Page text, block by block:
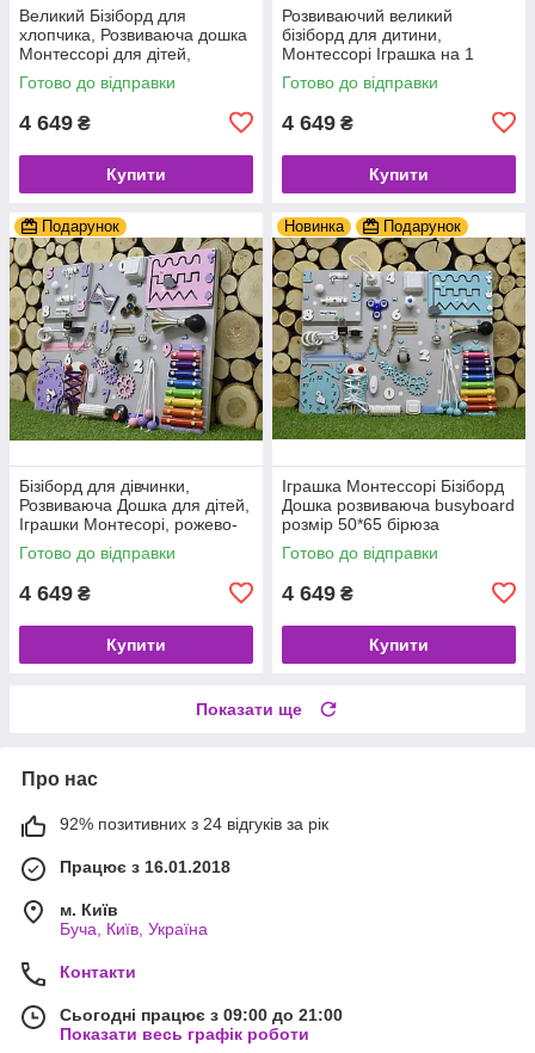
Великий Бізіборд для
хлопчика, Розвиваюча дошка
Монтессорі для дітей,
Подарунок на хрестини
дитини
Готово до відправки
4 649 ₴
Купити
Розвиваючий великий
бізіборд для дитини,
Монтессорі Іграшка на 1
Рочок, Бізікуб
Готово до відправки
4 649 ₴
Купити
Подарунок
Бізіборд для дівчинки,
Розвиваюча Дошка для дітей,
Іграшки Монтесорі, рожево-
фіолетова, 50*65 Бізікуб
Готово до відправки
4 649 ₴
Купити
Новинка Подарунок
Іграшка Монтессорі Бізіборд
Дошка розвиваюча busyboard
розмір 50*65 бірюза
Готово до відправки
4 649 ₴
Купити
Показати ще
Про нас
92% позитивних з 24 відгуків за рік
Працює з 16.01.2018
м. Київ
Буча, Київ, Україна
Контакти
Сьогодні працює з 09:00 до 21:00
Показати весь графік роботи